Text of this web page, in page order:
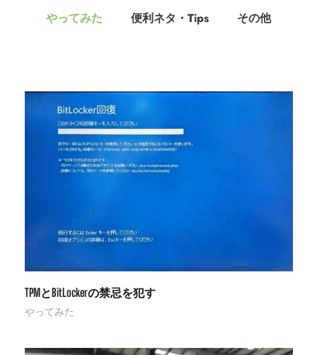
やってみた 便利ネタ・Tips その他
TPMとBitLockerの禁忌を犯す
やってみた